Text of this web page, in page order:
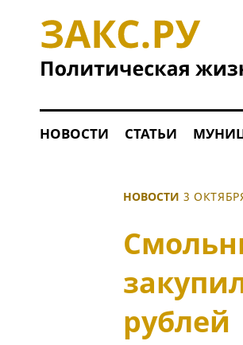
НОВОСТИ СТАТЬИ
НОВОСТИ 3
рублей